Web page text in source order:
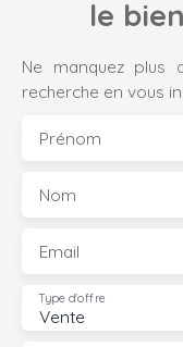
le
Ne manquez plus
recherche en vous
Prénom
Nom
Email
Vente
Type d'offre